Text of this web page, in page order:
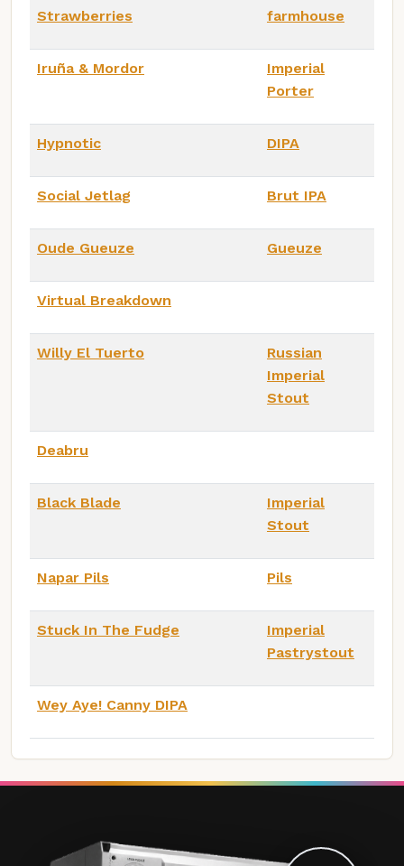
Strawberries
farmhouse
Iruña & Mordor
Imperial
Porter
Hypnotic DIPA
Social Jetlag Brut IPA
Oude Gueuze Gueuze
Virtual Breakdown
Willy El Tuerto
Russian
Imperial
Stout
Deabru
Black Blade
Imperial
Stout
Napar Pils Pils
Stuck In The Fudge
Imperial
Pastrystout
Wey Aye! Canny DIPA